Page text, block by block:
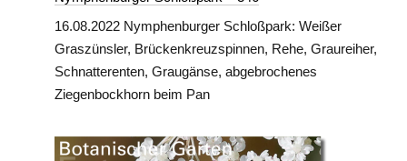
16.08.2022 Nymphenburger Schloßpark: Weißer
Graszünsler, Brückenkreuzspinnen, Rehe, Graureiher,
Schnatterenten, Graugänse, abgebrochenes
Ziegenbockhorn beim Pan